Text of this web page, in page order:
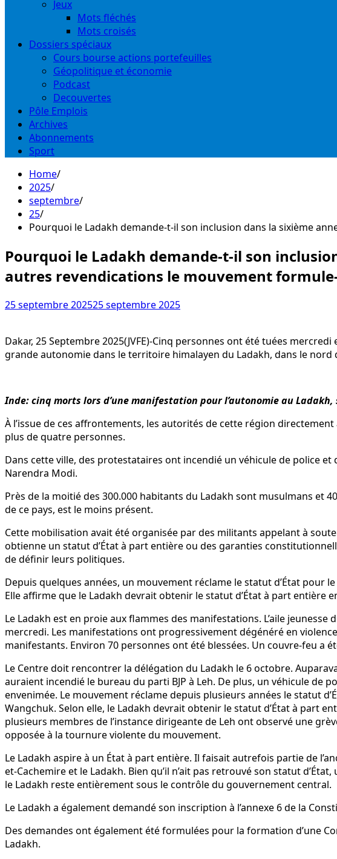
Jeux
Mots fléchés
Mots croisés
Dossiers spéciaux
Cours bourse actions portefeuilles
Géopolitique et économie
Podcast
Decouvertes
Pôle Emplois
Archives
Abonnements
Sport
Home
2025
septembre
25
Pourquoi le Ladakh demande-t-il son inclusion dans la sixième
Pourquoi le Ladakh demande-t-il son
autres revendications le mouvement
25 septembre 202525 septembre 2025
Dakar, 25 Septembre 2025(JVFE)-Cinq personnes ont été tuées
grande autonomie dans le territoire himalayen du Ladakh, dans le nord
Inde: cinq morts lors d’une manifestation pour l’autonomie au
À l’issue de ces affrontements, les autorités de cette région
plus de quatre personnes.
Dans cette ville, des protestataires ont incendié un véhicule de police
Narendra Modi.
Près de la moitié des 300.000 habitants du Ladakh sont musulmans et
de ce pays, est le moins présent.
Cette mobilisation avait été organisée par des militants appelant à
obtienne un statut d’État à part entière ou des garanties
de définir leurs politiques.
Depuis quelques années, un mouvement réclame le statut d’État pour
Elle affirme que le Ladakh devrait obtenir le statut d’État à part entière
Le Ladakh est en proie aux flammes des manifestations. L’aile
mercredi. Les manifestations ont progressivement dégénéré en
manifestants. Environ 70 personnes ont été blessées. Un couvre-feu a
Le Centre doit rencontrer la délégation du Ladakh le 6 octobre.
auraient incendié le bureau du parti BJP à Leh. De plus, un véhicule de
envenimée. Le mouvement réclame depuis plusieurs années le statut
Wangchuk. Selon elle, le Ladakh devrait obtenir le statut d’État à part
plusieurs membres de l’instance dirigeante de Leh ont observé une
opposée à la tournure violente du mouvement.
Le Ladakh aspire à un État à part entière. Il faisait autrefois partie de
et-Cachemire et le Ladakh. Bien qu’il n’ait pas retrouvé son statut
le Ladakh reste entièrement sous le contrôle du gouvernement central.
Le Ladakh a également demandé son inscription à l’annexe 6 de la
Des demandes ont également été formulées pour la formation d’une
Ladakh.